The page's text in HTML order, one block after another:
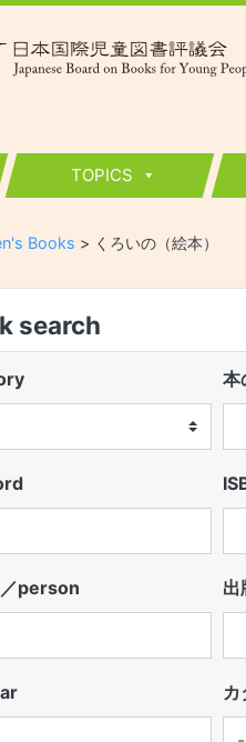
TOPICS
Books > くろいの（絵本）
search
本
person
カ